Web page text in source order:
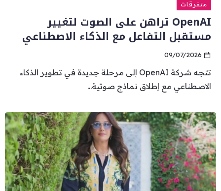
متفرقات
OpenAI تراهن على الصوت لتغيير
مستقبل التفاعل مع الذكاء الاصطناعي
09/07/2026
تتجه شركة OpenAI إلى مرحلة جديدة في تطوير الذكاء
الاصطناعي مع إطلاق نماذج صوتية...